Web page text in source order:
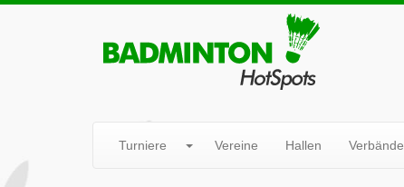
Turniere Vereine Hallen Verbände